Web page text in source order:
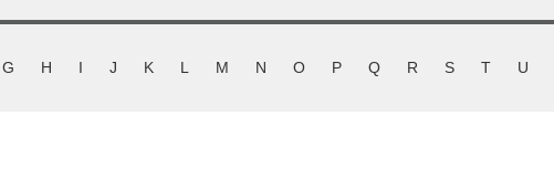
G H I J K L M N O P Q R S T U